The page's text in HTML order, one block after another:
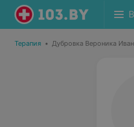
Терапия • Дубровка Вероника